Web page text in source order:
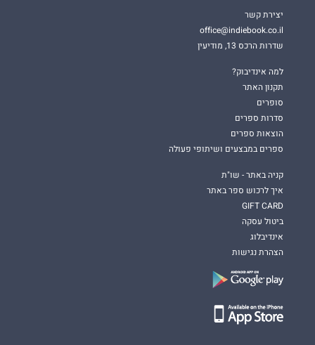
יצירת קשר
office@indiebook.co.il
שדרות הרכס 13, מודיעין
למה אינדיבוק?
תקנון האתר
סופרים
סדרות ספרים
הוצאות ספרים
ספרים במבצעים ושיתופי פעולה
קניה באתר - שו"ת
איך לרכוש ספר באתר
GIFT CARD
ביטול עסקה
אינדיבלוג
הצהרת נגישות